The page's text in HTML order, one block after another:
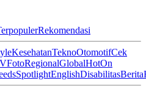
Rekomendasi
KesehatanTeknoOtomotifCek
FotoRegionalGlobalHotOn
SpotlightEnglishDisabilitasBerita